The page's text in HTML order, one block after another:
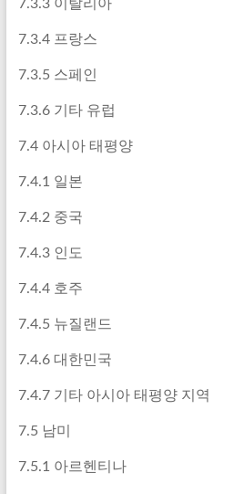
7.3.3 이탈리아
7.3.4 프랑스
7.3.5 스페인
7.3.6 기타 유럽
7.4 아시아 태평양
7.4.1 일본
7.4.2 중국
7.4.3 인도
7.4.4 호주
7.4.5 뉴질랜드
7.4.6 대한민국
7.4.7 기타 아시아 태평양 지역
7.5 남미
7.5.1 아르헨티나